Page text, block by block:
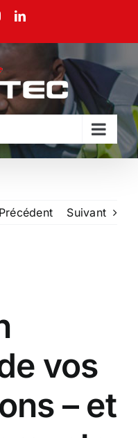
InstagramLinkedIn
Précédent Suivant
vos
– et